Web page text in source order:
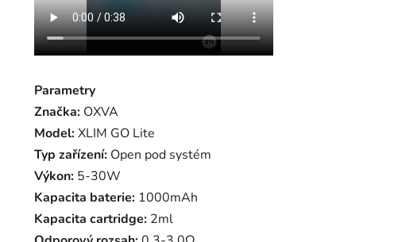
Parametry
Značka: OXVA
Model:XLIM GO Lite
Typ zařízení: Open pod systém
Výkon: 5-30W
Kapacita baterie: 1000mAh
Kapacita cartridge: 2ml